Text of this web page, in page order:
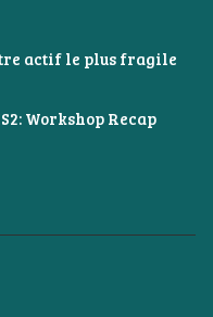
actif le plus fragile
Workshop Recap